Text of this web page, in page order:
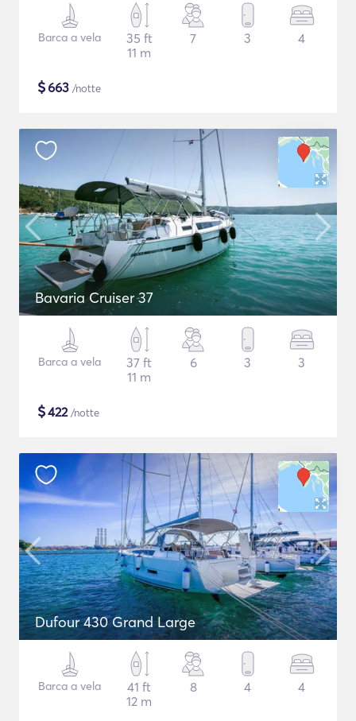
Barca a vela
35 ft
11 m
7 3 4
$663 /notte
Bavaria Cruiser 37
Barca a vela
37 ft
11 m
6 3 3
$422/notte
Dufour 430 Grand Large
Barca a vela
41 ft
12 m
8 4 4